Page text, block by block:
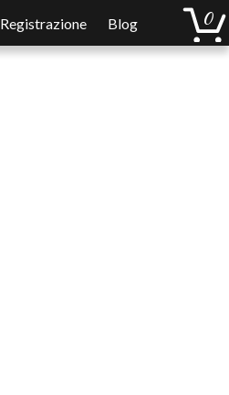
Registrazione Blog